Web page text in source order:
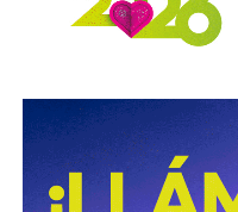
desapasionada. Votar
personal no sirve para
con nuestra boleta y el
fría y
Es el corazón quien